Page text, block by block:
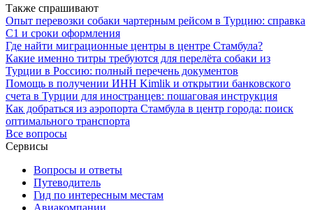
Также спрашивают
Опыт перевозки собаки чартерным рейсом в Турцию: справка
С1 и сроки оформления
Где найти миграционные центры в центре Стамбула?
Какие именно титры требуются для перелёта собаки из
Турции в Россию: полный перечень документов
Помощь в получении ИНН Kimlik и открытии банковского
счета в Турции для иностранцев: пошаговая инструкция
Как добраться из аэропорта Стамбула в центр города: поиск
оптимального транспорта
Все вопросы
Сервисы
Вопросы и ответы
Путеводитель
Гид по интересным местам
Авиакомпании